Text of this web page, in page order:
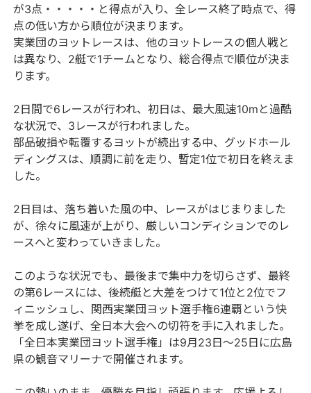
が3点・・・・・と得点が入り、全レース終了時点で、得
点の低い方から順位が決まります。
実業団のヨットレースは、他のヨットレースの個人戦と
は異なり、2艇で1チームとなり、総合得点で順位が決ま
ります。
2日間で6レースが行われ、初日は、最大風速10mと過酷
な状況で、3レースが行われました。
部品破損や転覆するヨットが続出する中、グッドホール
ディングスは、順調に前を走り、暫定1位で初日を終えま
した。
2日目は、落ち着いた風の中、レースがはじまりました
が、徐々に風速が上がり、厳しいコンディションでのレ
ースへと変わっていきました。
このような状況でも、最後まで集中力を切らさず、最終
の第6レースには、後続艇と大差をつけて1位と2位でフ
ィニッシュし、関西実業団ヨット選手権6連覇という快
挙を成し遂げ、全日本大会への切符を手に入れました。
「全日本実業団ヨット選手権」は9月23日～25日に広島
県の観音マリーナで開催されます。